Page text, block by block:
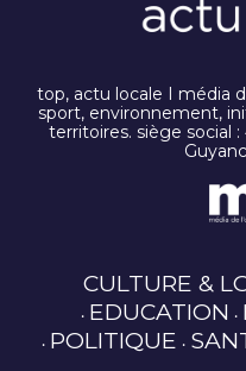
top, actu locale I média
sport, environnement,
territoires. siège social
CULTURE &
EDUCATION
POLITIQUE